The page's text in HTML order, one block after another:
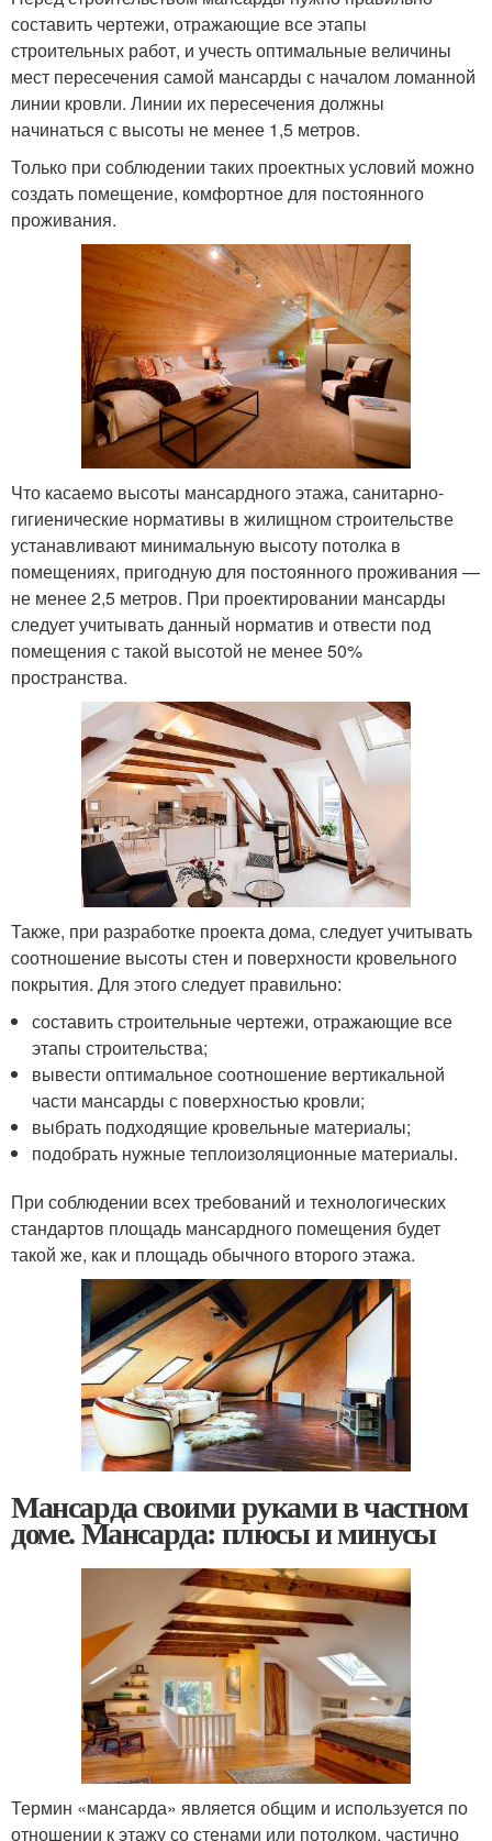
составить чертежи, отражающие все этапы
строительных работ, и учесть оптимальные величины
мест пересечения самой мансарды с началом ломанной
линии кровли. Линии их пересечения должны
начинаться с высоты не менее 1,5 метров.
Только при соблюдении таких проектных условий можно
создать помещение, комфортное для постоянного
проживания.
Что касаемо высоты мансардного этажа, санитарно-
гигиенические нормативы в жилищном строительстве
устанавливают минимальную высоту потолка в
помещениях, пригодную для постоянного проживания —
не менее 2,5 метров. При проектировании мансарды
следует учитывать данный норматив и отвести под
помещения с такой высотой не менее 50%
пространства.
Также, при разработке проекта дома, следует учитывать
соотношение высоты стен и поверхности кровельного
покрытия. Для этого следует правильно:
составить строительные чертежи, отражающие все
этапы строительства;
вывести оптимальное соотношение вертикальной
части мансарды с поверхностью кровли;
выбрать подходящие кровельные материалы;
подобрать нужные теплоизоляционные материалы.
При соблюдении всех требований и технологических
стандартов площадь мансардного помещения будет
такой же, как и площадь обычного второго этажа.
Мансарда своими руками в частном
доме. Мансарда: плюсы и минусы
Термин «мансарда» является общим и используется по
отношении к этажу со стенами или потолком, частично